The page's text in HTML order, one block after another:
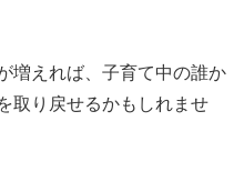
増えれば、子育て中の誰か
取り戻せるかもしれませ